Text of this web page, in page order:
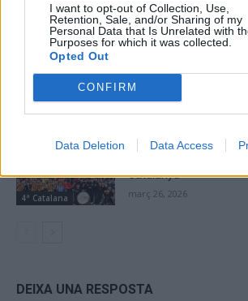
I want to opt-out of Collection, Use,
Retention, Sale, and/or Sharing of my
Personal Data that Is Unrelated with
Purposes for which it was collected.
Opted Out
CONFIRM
Data Deletion Data Access
4ª Catalana abril 25, 2026
març 28, 2026
4ª Catalana
L’Horta de Sant Joan
Catalunya
març 26, 2026
DEIXA UNA RESPOSTA